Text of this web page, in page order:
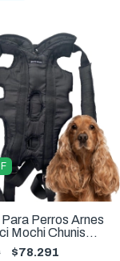
Perros Arnes
Mochi Chunis
- 13 a 15 Kg
$78.291